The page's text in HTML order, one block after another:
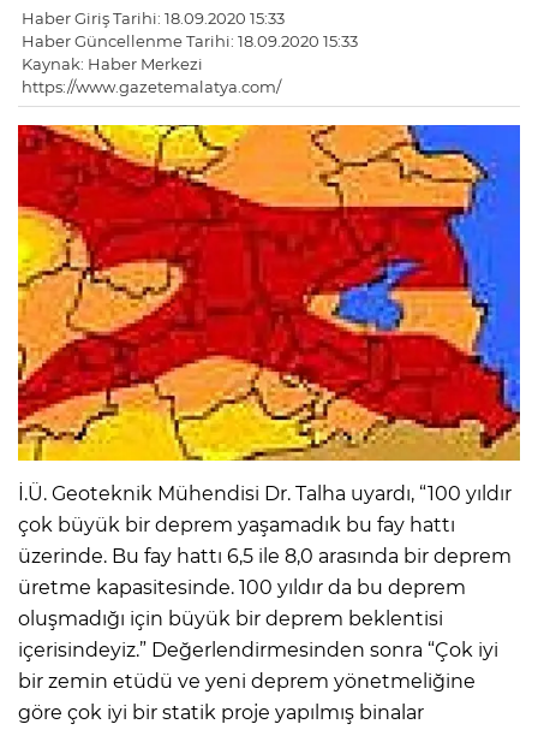
Haber Giriş Tarihi: 18.09.2020 15:33
Haber Güncellenme Tarihi: 18.09.2020 15:33
Kaynak: Haber Merkezi
https://www.gazetemalatya.com/
İ.Ü. Geoteknik Mühendisi Dr. Talha uyardı, “100 yıldır
çok büyük bir deprem yaşamadık bu fay hattı
üzerinde. Bu fay hattı 6,5 ile 8,0 arasında bir deprem
üretme kapasitesinde. 100 yıldır da bu deprem
oluşmadığı için büyük bir deprem beklentisi
içerisindeyiz.” Değerlendirmesinden sonra “Çok iyi
bir zemin etüdü ve yeni deprem yönetmeliğine
göre çok iyi bir statik proje yapılmış binalar